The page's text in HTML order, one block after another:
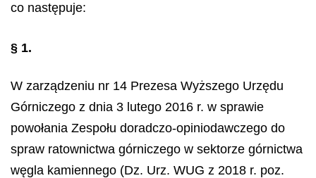
co następuje:
§ 1.
W zarządzeniu nr 14 Prezesa Wyższego Urzędu
Górniczego z dnia 3 lutego 2016 r. w sprawie
powołania Zespołu doradczo-opiniodawczego do
spraw ratownictwa górniczego w sektorze górnictwa
węgla kamiennego (Dz. Urz. WUG z 2018 r. poz.